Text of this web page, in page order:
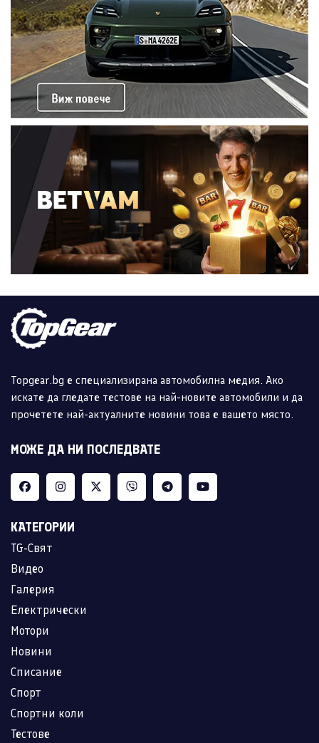
Topgear.bg е специализирана автомобилна медия. Ако
искате да гледате тестове на най-новите автомобили и да
прочетете най-актуалните новини това е вашето място.
МОЖЕ ДА НИ ПОСЛЕДВАТЕ
КАТЕГОРИИ
TG-Свят
Видео
Галерия
Електрически
Мотори
Новини
Списание
Спорт
Спортни коли
Тестове